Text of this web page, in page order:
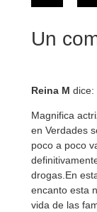
Un
Reina M dice:
Magnifica
en Verdades
poco a poco
drogas.En
encanto esta
vida de las